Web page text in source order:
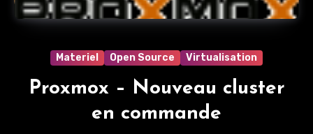
Materiel Open Source Virtualisation
Proxmox – Nouveau cluster
en commande